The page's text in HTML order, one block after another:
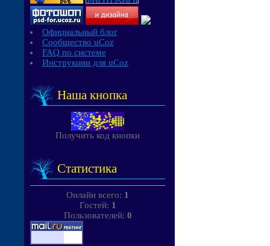
Официальный блог
Сообщество uCoz
FAQ по системе
Инструкции для uCoz
Наша кнопка
Получить код кнопки
Статистика
Онлайн всего: 1
Гостей: 1
Пользователей: 0